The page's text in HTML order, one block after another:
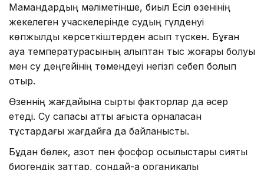
Мамандардың мәліметінше, биыл Есіл өзенінің
жекелеген учаскелерінде судың гүлденуі
көпжылдық көрсеткіштерден асып түскен. Бұған
ауа температурасының қалыптан тыс жоғары болуы
мен су деңгейінің төмендеуі негізгі себеп болып
отыр.
Өзеннің жағдайына сыртқы факторлар да әсер
етеді. Су сапасы қатты ағыста орналасқан
тұстардағы жағдайға да байланысты.
Бұдан бөлек, азот пен фосфор қосылыстары сияқты
биогендік заттар, сондай-ақ органикалық